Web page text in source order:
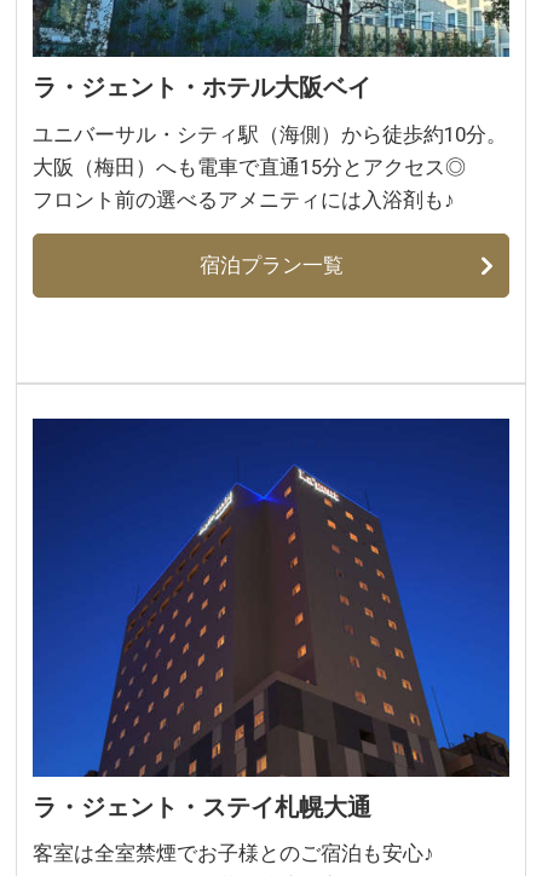
ラ・ジェント・ホテル大阪ベイ
ユニバーサル・シティ駅（海側）から徒歩約10分。
大阪（梅田）へも電車で直通15分とアクセス◎
フロント前の選べるアメニティには入浴剤も♪
宿泊プラン一覧
ラ・ジェント・ステイ札幌大通
​客室は全室禁煙でお子様とのご宿泊も安心♪